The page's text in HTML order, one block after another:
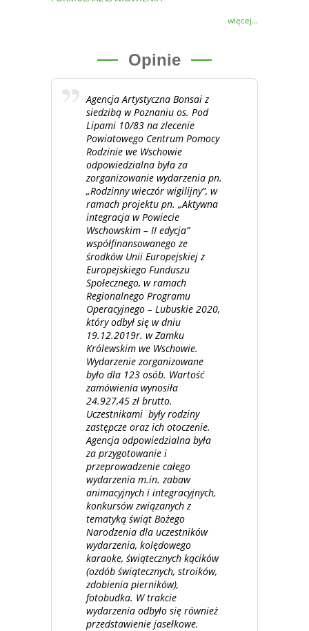
więcej...
Opinie
Agencja Artystyczna Bonsai z
siedzibą w Poznaniu os. Pod
Lipami 10/83 na zlecenie
Powiatowego Centrum Pomocy
Rodzinie we Wschowie
odpowiedzialna była za
zorganizowanie wydarzenia pn.
„Rodzinny wieczór wigilijny”, w
ramach projektu pn. „Aktywna
integracja w Powiecie
Wschowskim – II edycja”
współfinansowanego ze
środków Unii Europejskiej z
Europejskiego Funduszu
Społecznego, w ramach
Regionalnego Programu
Operacyjnego – Lubuskie 2020,
który odbył się w dniu
19.12.2019r. w Zamku
Królewskim we Wschowie.
Wydarzenie zorganizowane
było dla 123 osób. Wartość
zamówienia wynosiła
24.927,45 zł brutto.
Uczestnikami były rodziny
zastępcze oraz ich otoczenie.
Agencja odpowiedzialna była
za przygotowanie i
przeprowadzenie całego
wydarzenia m.in. zabaw
animacyjnych i integracyjnych,
konkursów związanych z
tematyką świąt Bożego
Narodzenia dla uczestników
wydarzenia, kolędowego
karaoke, świątecznych kącików
(ozdób świątecznych, stroików,
zdobienia pierników),
fotobudka. W trakcie
wydarzenia odbyło się również
przedstawienie jasełkowe.